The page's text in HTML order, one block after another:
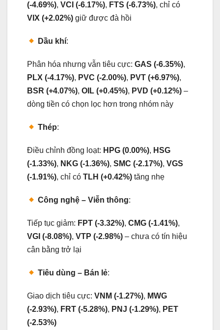
(-4.69%), VCI (-6.17%), FTS (-6.73%), chỉ có
VIX (+2.02%) giữ được đà hồi
Dầu khí:
Phân hóa nhưng vẫn tiêu cực: GAS (-6.35%),
PLX (-4.17%), PVC (-2.00%), PVT (+6.97%),
BSR (+4.07%), OIL (+0.45%), PVD (+0.12%) –
dòng tiền có chọn lọc hơn trong nhóm này
Thép:
Điều chỉnh đồng loạt: HPG (0.00%), HSG
(-1.33%), NKG (-1.36%), SMC (-2.17%), VGS
(-1.91%), chỉ có TLH (+0.42%) tăng nhẹ
Công nghệ – Viễn thông:
Tiếp tục giảm: FPT (-3.32%), CMG (-1.41%),
VGI (-8.08%), VTP (-2.98%) – chưa có tín hiệu
cân bằng trở lại
Tiêu dùng – Bán lẻ:
Giao dịch tiêu cực: VNM (-1.27%), MWG
(-2.93%), FRT (-5.28%), PNJ (-1.29%), PET
(-2.53%)